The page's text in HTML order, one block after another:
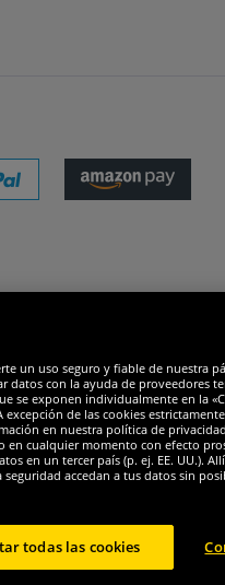
un uso seguro y fiable de nuestra
con la ayuda de proveedores
se exponen individualmente en
de las cookies
en nuestra política de
en cualquier momento con efecto
en un tercer país (p. ej. EE. UU.).
accedan a tus datos sin
todas las cookies